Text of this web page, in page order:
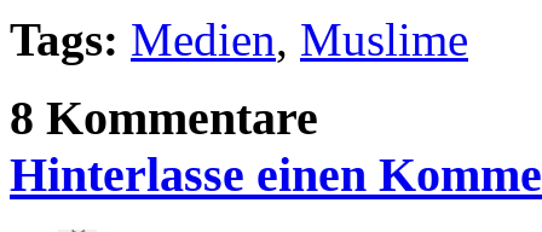
Tags: Medien, Muslime
8 Kommentare
Hinterlasse einen